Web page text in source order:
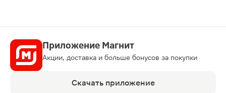
Приложение Магнит
Акции, доставка и больше бонусов за покупки
Скачать приложение